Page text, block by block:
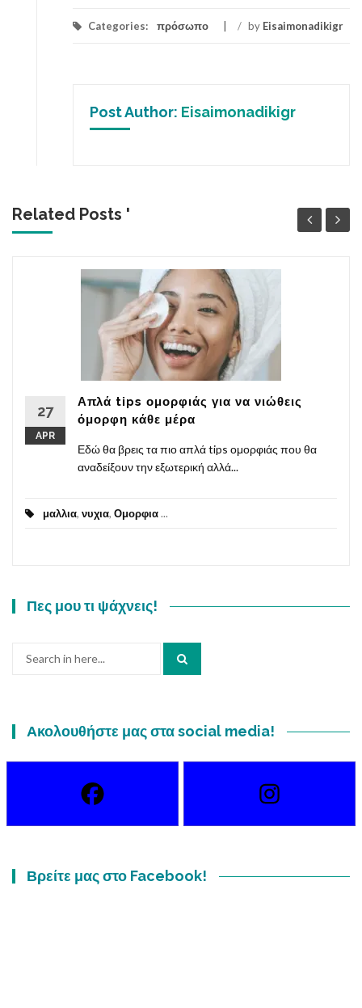
Categories: πρόσωπο / by Eisaimonadikigr
Post Author: Eisaimonadikigr
Related Posts '
27
APR
Απλά tips ομορφιάς για να νιώθεις
όμορφη κάθε μέρα
Εδώ θα βρεις τα πιο απλά tips ομορφιάς που θα
αναδείξουν την εξωτερική αλλά...
μαλλια, νυχια, Ομορφια...
Πες μου τι ψάχνεις!
Ακολουθήστε μας στα social media!
Βρείτε μας στο Facebook!